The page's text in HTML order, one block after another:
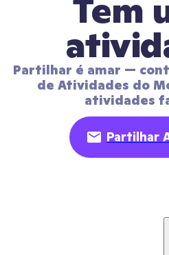
Tem
Partilhar é amar —
de Atividades do
atividades
Partilhar